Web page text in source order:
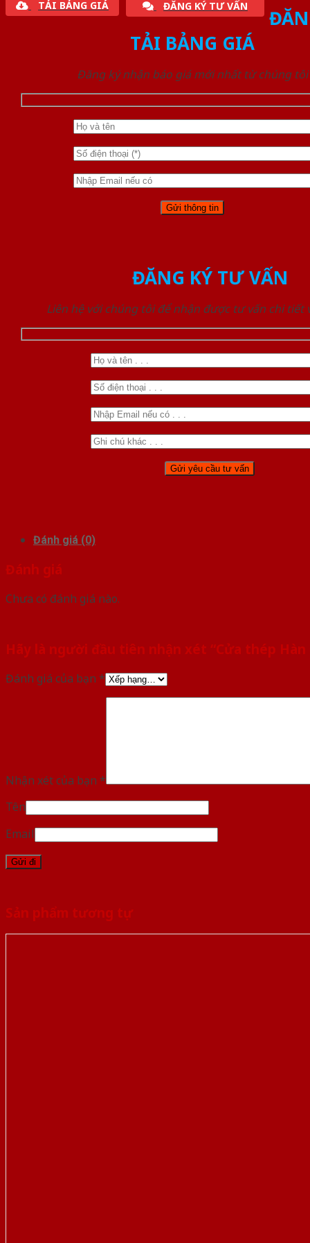
TẢI BẢNG GIÁ ĐĂNG KÝ TƯ VẤN
TẢI BẢNG GIÁ
Đăng ký nhận báo giá mới nhất từ chúng tôi
ĐĂNG KÝ TƯ VẤN
Liên hệ với chúng tôi để nhận được tư vấn chi tiết
Đánh giá (0)
Đánh giá
Chưa có đánh giá nào.
Hãy là người đầu tiên nhận xét “Cửa thép Hàn
Đánh giá của bạn *
Nhận xét của bạn *
Tên
Email
Sản phẩm tương tự